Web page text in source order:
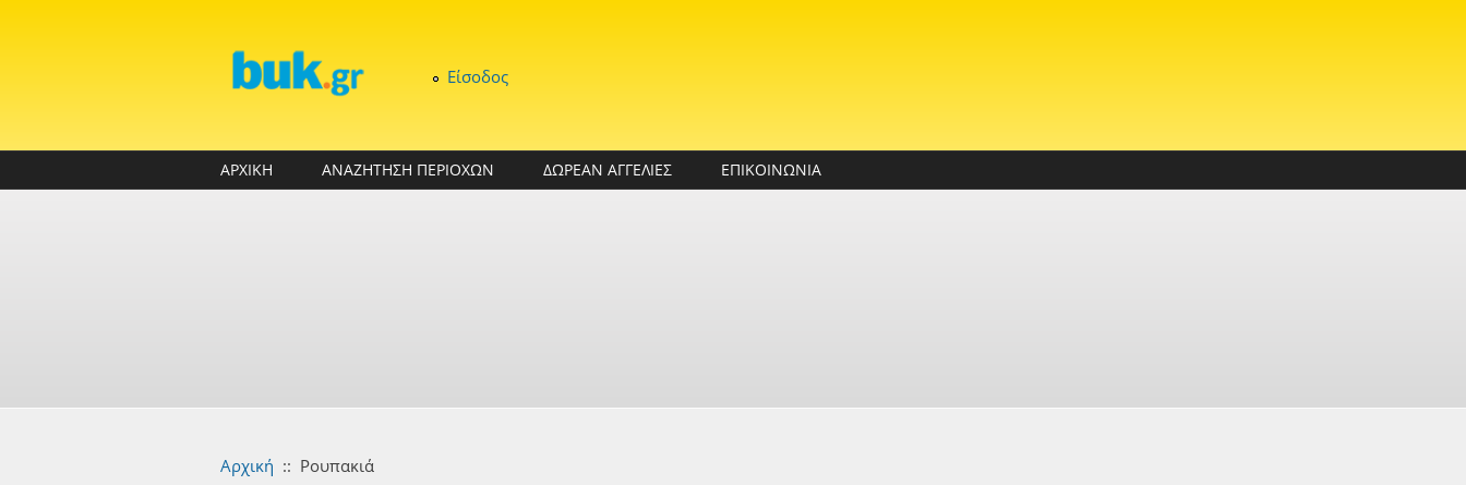
Είσοδος
ΑΡΧΙΚΗ ΑΝΑΖΗΤΗΣΗ ΠΕΡΙΟΧΩΝ ΔΩΡΕΑΝ ΑΓΓΕΛΙΕΣ ΕΠΙΚΟΙΝΩΝΙΑ
Αρχική :: Ρουπακιά